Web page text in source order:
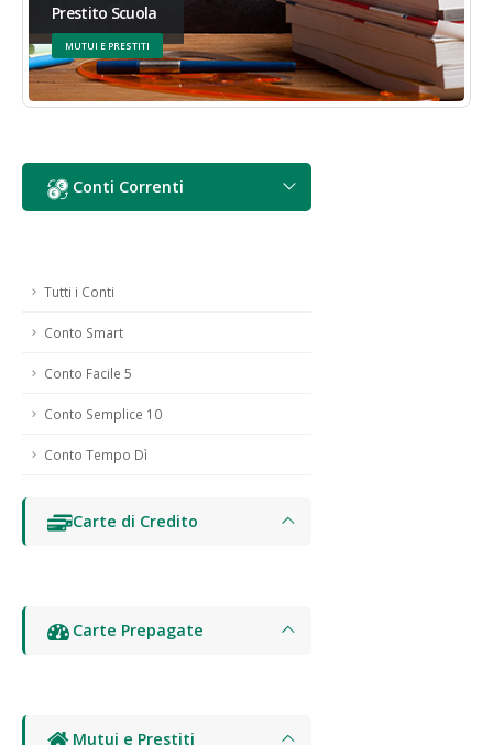
Prestito Scuola
MUTUI E PRESTITI
Conti Correnti
Tutti i Conti
Conto Smart
Conto Facile 5
Conto Semplice 10
Conto Tempo Dì
Carte di Credito
Carte Prepagate
Mutui e Prestiti